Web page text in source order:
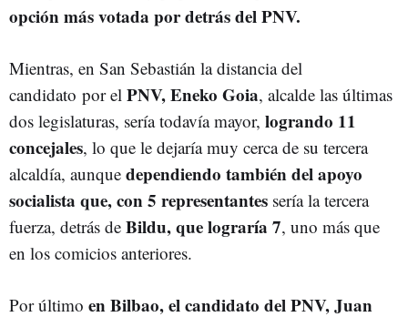
opción más votada por detrás del PNV.
Mientras, en San Sebastián la distancia del
candidato por el PNV, Eneko Goia, alcalde las últimas
dos legislaturas, sería todavía mayor, logrando 11
concejales, lo que le dejaría muy cerca de su tercera
alcaldía, aunque dependiendo también del apoyo
socialista que, con 5 representantes sería la tercera
fuerza, detrás de Bildu, que lograría 7, uno más que
en los comicios anteriores.
Por último en Bilbao, el candidato del PNV, Juan